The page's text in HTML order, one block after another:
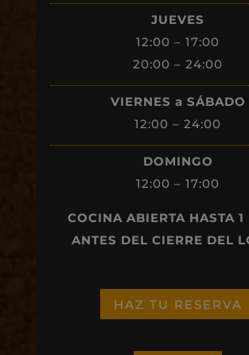
JUEVES
12:00 – 17:00
20:00 – 24:00
VIERNES a SÁBADO
12:00 – 24:00
DOMINGO
12:00 – 17:00
COCINA ABIERTA HASTA 1
ANTES DEL CIERRE DEL
HAZ TU RESERVA